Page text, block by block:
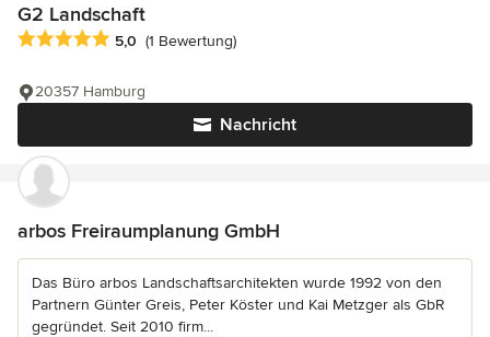
G2 Landschaft
Durchschnittliche Bewertung: 5 von 5 Sternen
5,0 (1 Bewertung)
Nachricht
20357 Hamburg
arbos Freiraumplanung GmbH
Das Büro arbos Landschaftsarchitekten wurde 1992 von den
Partnern Günter Greis, Peter Köster und Kai Metzger als GbR
gegründet. Seit 2010 firm...